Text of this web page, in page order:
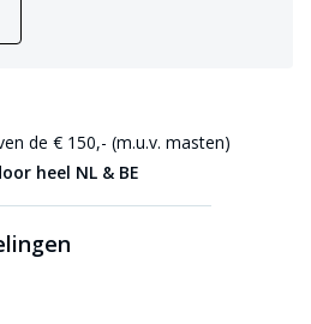
de € 150,- (m.u.v. masten)
heel NL & BE